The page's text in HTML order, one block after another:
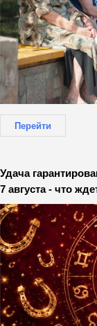
Перейти
Удача
7 августа - что